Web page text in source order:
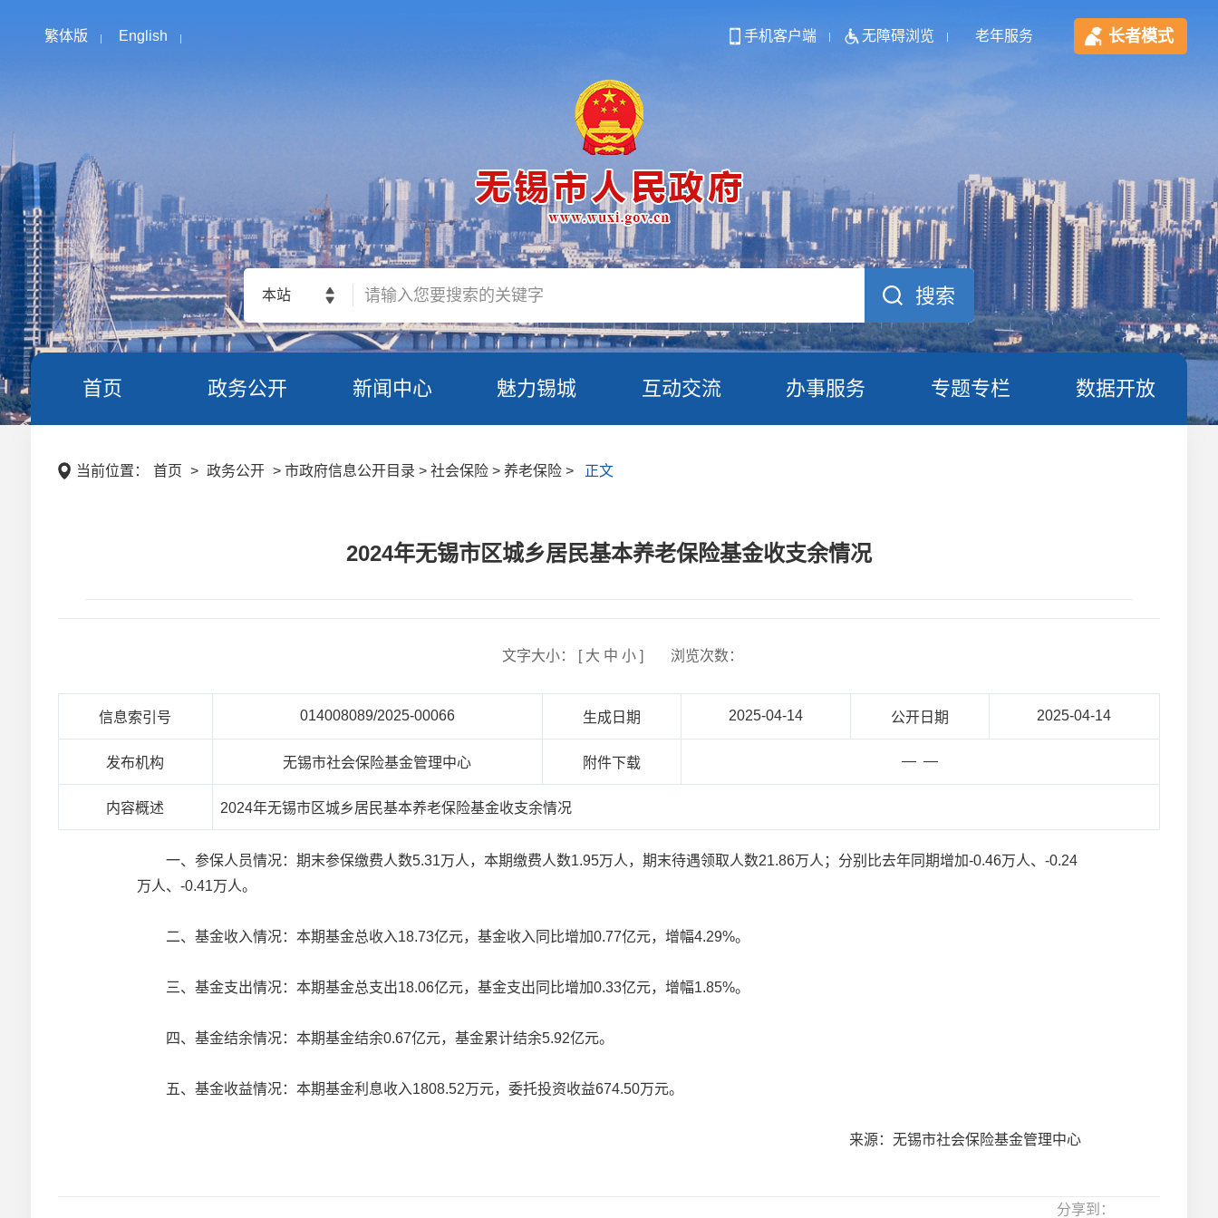
繁体版 English 手机客户端 无障碍浏览 老年服务 长者模式
本站
首页 政务公开 新闻中心 魅力锡城 互动交流 办事服务 专题专栏 数据开放
当前位置： 首页 > 政务公开 > 市政府信息公开目录 > 社会保险 > 养老保险 > 正文
2024年无锡市区城乡居民基本养老保险基金收支余情况
文字大小： [ 大 中 小] 浏览次数：
信息索引号 014008089/2025-00066 生成日期 2025-04-14 公开日期 2025-04-14
发布机构 无锡市社会保险基金管理中心 附件下载 — —
内容概述 2024年无锡市区城乡居民基本养老保险基金收支余情况
一、参保人员情况：期末参保缴费人数5.31万人，本期缴费人数1.95万人，期末待遇领取人数21.86万人；分别比去年同期增加-0.46万人、-0.24
万人、-0.41万人。
二、基金收入情况：本期基金总收入18.73亿元，基金收入同比增加0.77亿元，增幅4.29%。
三、基金支出情况：本期基金总支出18.06亿元，基金支出同比增加0.33亿元，增幅1.85%。
四、基金结余情况：本期基金结余0.67亿元，基金累计结余5.92亿元。
五、基金收益情况：本期基金利息收入1808.52万元，委托投资收益674.50万元。
来源：无锡市社会保险基金管理中心
分享到：